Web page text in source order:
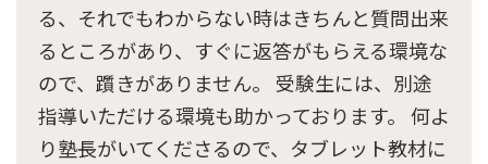
る、それでもわからない時はきちんと質問出来
るところがあり、すぐに返答がもらえる環境な
ので、躓きがありません。 受験生には、別途
指導いただける環境も助かっております。 何よ
り塾長がいてくださるので、タブレット教材に